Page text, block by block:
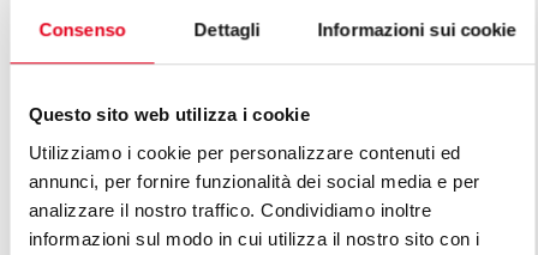
Consenso Dettagli Informazioni sui cookie
Questo sito web utilizza i cookie
Utilizziamo i cookie per personalizzare contenuti ed
annunci, per fornire funzionalità dei social media e per
analizzare il nostro traffico. Condividiamo inoltre
informazioni sul modo in cui utilizza il nostro sito con i
Cucina